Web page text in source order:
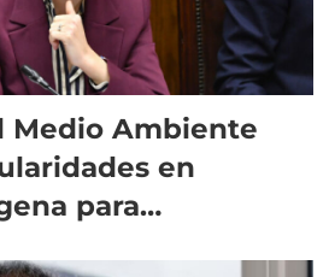
Medio Ambiente
en
para